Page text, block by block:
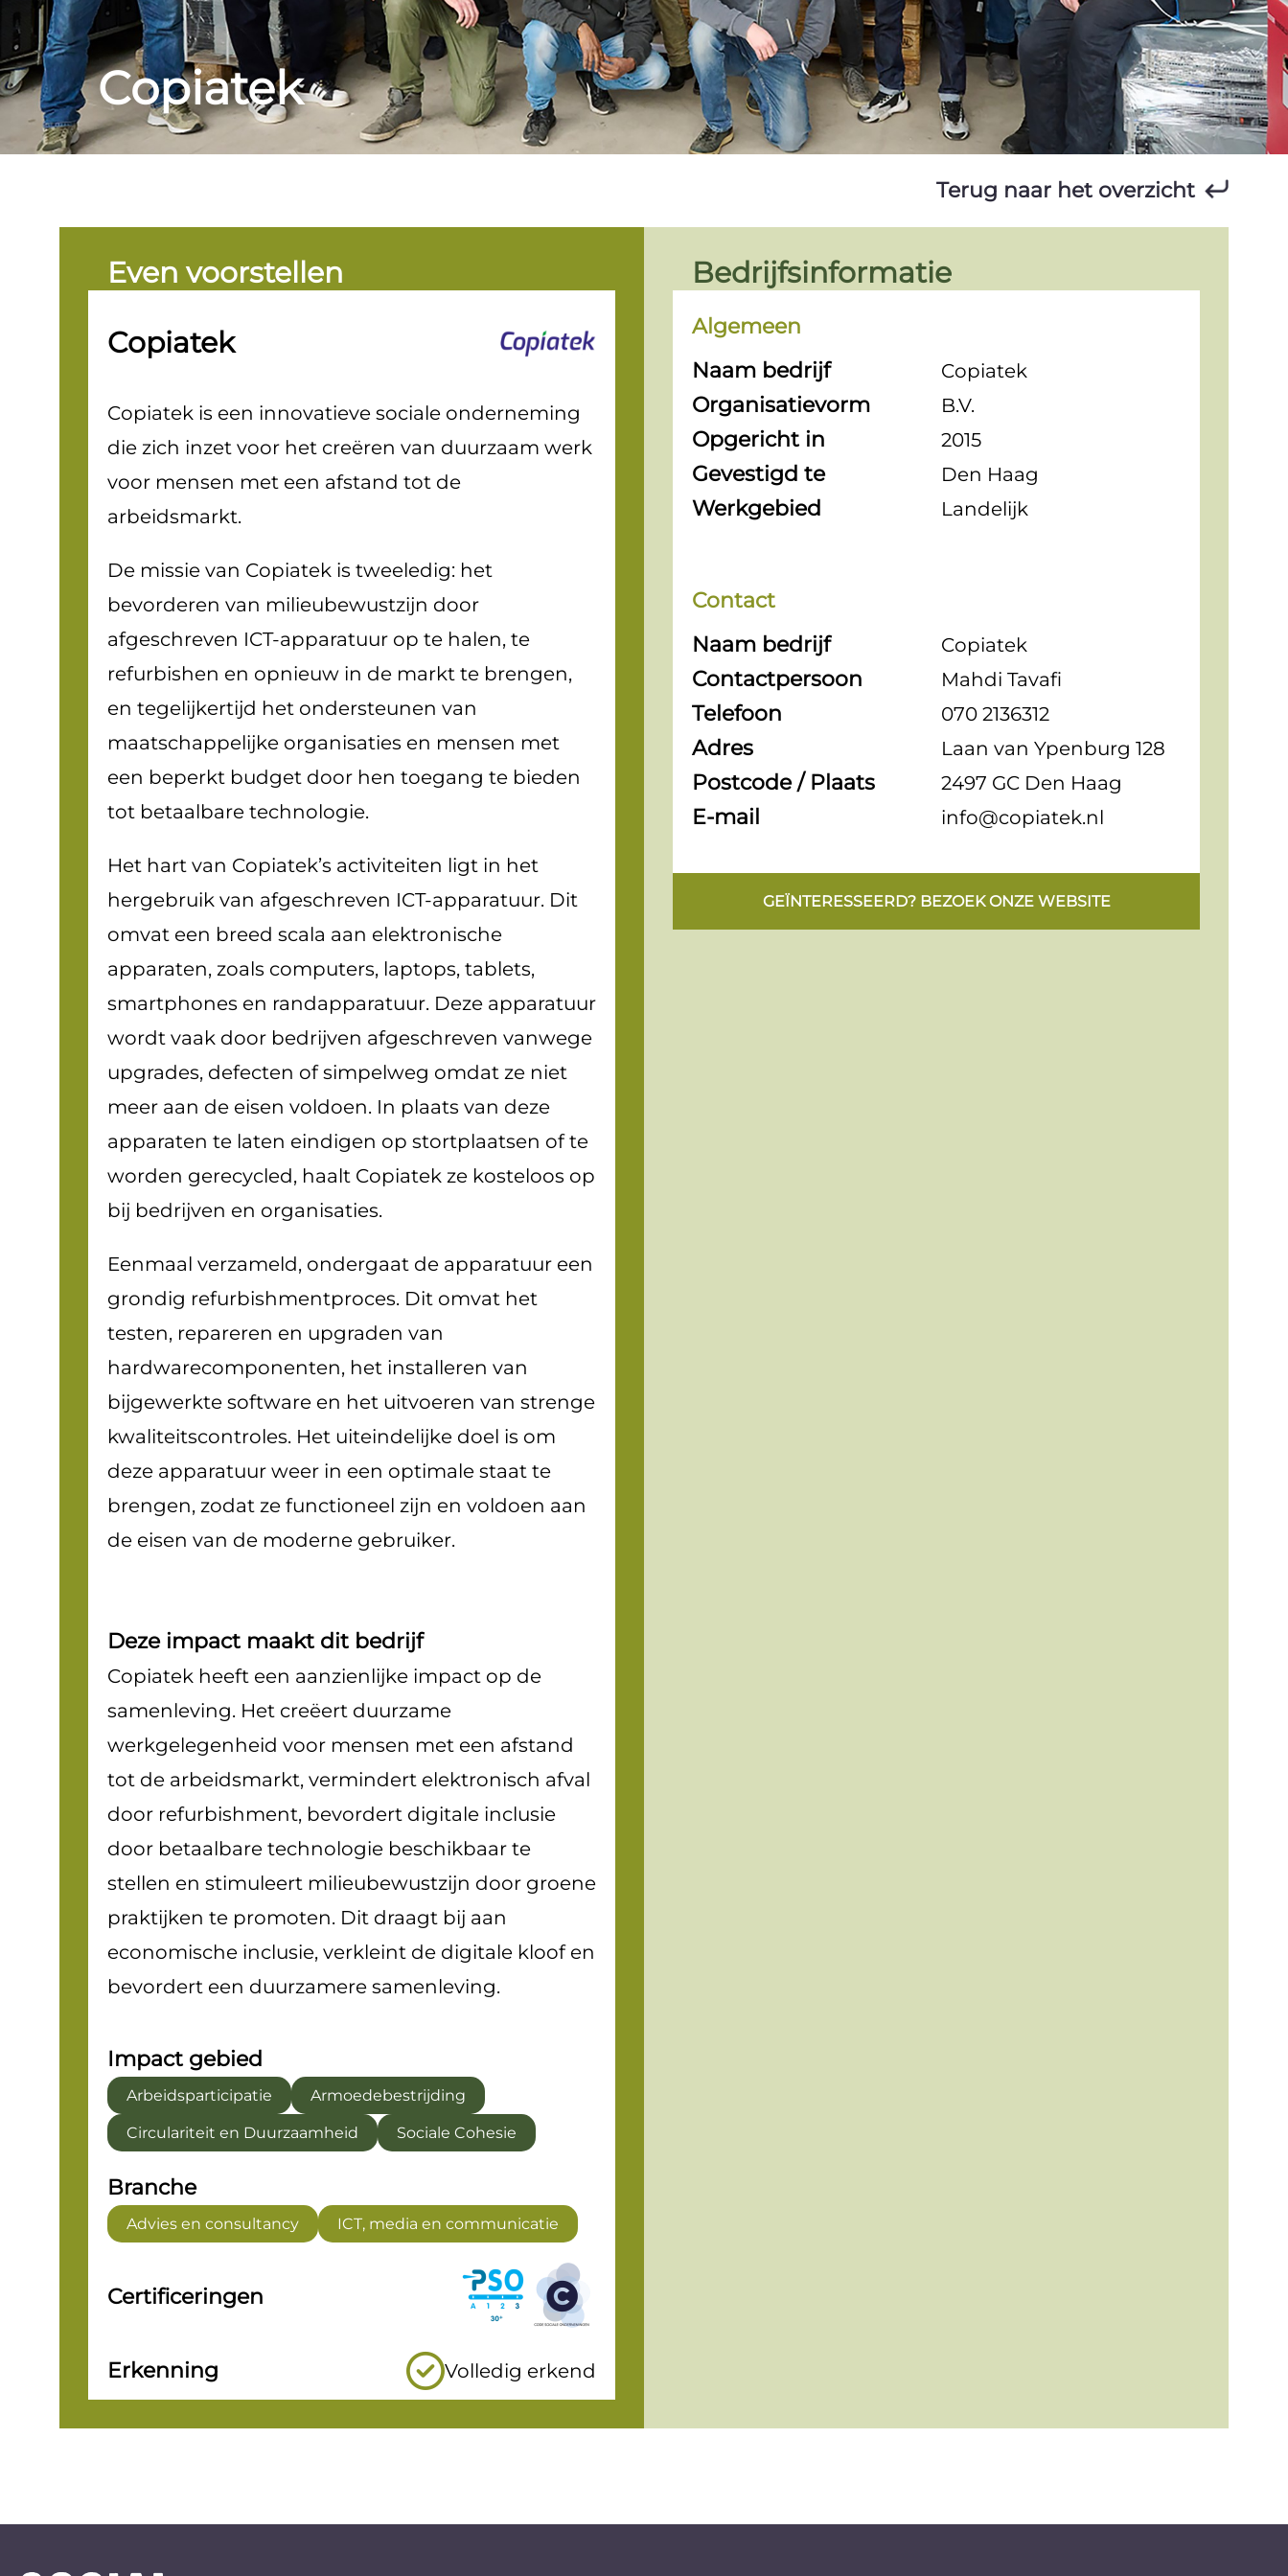
Copiatek
Terug naar het overzicht
Even voorstellen
Copiatek
Copiatek is een innovatieve sociale onderneming
die zich inzet voor het creëren van duurzaam werk
voor mensen met een afstand tot de
arbeidsmarkt.
De missie van Copiatek is tweeledig: het
bevorderen van milieubewustzijn door
afgeschreven ICT-apparatuur op te halen, te
refurbishen en opnieuw in de markt te brengen,
en tegelijkertijd het ondersteunen van
maatschappelijke organisaties en mensen met
een beperkt budget door hen toegang te bieden
tot betaalbare technologie.
Het hart van Copiatek’s activiteiten ligt in het
hergebruik van afgeschreven ICT-apparatuur. Dit
omvat een breed scala aan elektronische
apparaten, zoals computers, laptops, tablets,
smartphones en randapparatuur. Deze apparatuur
wordt vaak door bedrijven afgeschreven vanwege
upgrades, defecten of simpelweg omdat ze niet
meer aan de eisen voldoen. In plaats van deze
apparaten te laten eindigen op stortplaatsen of te
worden gerecycled, haalt Copiatek ze kosteloos op
bij bedrijven en organisaties.
Eenmaal verzameld, ondergaat de apparatuur een
grondig refurbishmentproces. Dit omvat het
testen, repareren en upgraden van
hardwarecomponenten, het installeren van
bijgewerkte software en het uitvoeren van strenge
kwaliteitscontroles. Het uiteindelijke doel is om
deze apparatuur weer in een optimale staat te
brengen, zodat ze functioneel zijn en voldoen aan
de eisen van de moderne gebruiker.
Deze impact maakt dit bedrijf
Copiatek heeft een aanzienlijke impact op de
samenleving. Het creëert duurzame
werkgelegenheid voor mensen met een afstand
tot de arbeidsmarkt, vermindert elektronisch afval
door refurbishment, bevordert digitale inclusie
door betaalbare technologie beschikbaar te
stellen en stimuleert milieubewustzijn door groene
praktijken te promoten. Dit draagt bij aan
economische inclusie, verkleint de digitale kloof en
bevordert een duurzamere samenleving.
Impact gebied
Arbeidsparticipatie Armoedebestrijding
Circulariteit en Duurzaamheid Sociale Cohesie
Branche
Advies en consultancy ICT, media en communicatie
Certificeringen
Erkenning Volledig erkend
Bedrijfsinformatie
Algemeen
Naam bedrijf
Copiatek
Organisatievorm B.V.
Opgericht in 2015
Gevestigd te Den Haag
Werkgebied Landelijk
Contact
Naam bedrijf
Copiatek
Contactpersoon Mahdi Tavafi
Telefoon 070 2136312
Adres Laan van Ypenburg 128
Postcode / Plaats 2497 GC Den Haag
E-mail info@copiatek.nl
GEÏNTERESSEERD? BEZOEK ONZE WEBSITE